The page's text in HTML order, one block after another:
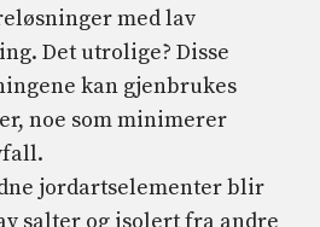
med lav
Det utrolige? Disse
kan gjenbrukes
noe som minimerer
jordartselementer blir